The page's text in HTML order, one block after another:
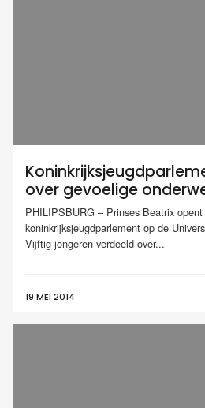
over gevoelige
PHILIPSBURG – Prinses Beatrix
koninkrijksjeugdparlement op de
Vijftig jongeren verdeeld over...
19 MEI 2014